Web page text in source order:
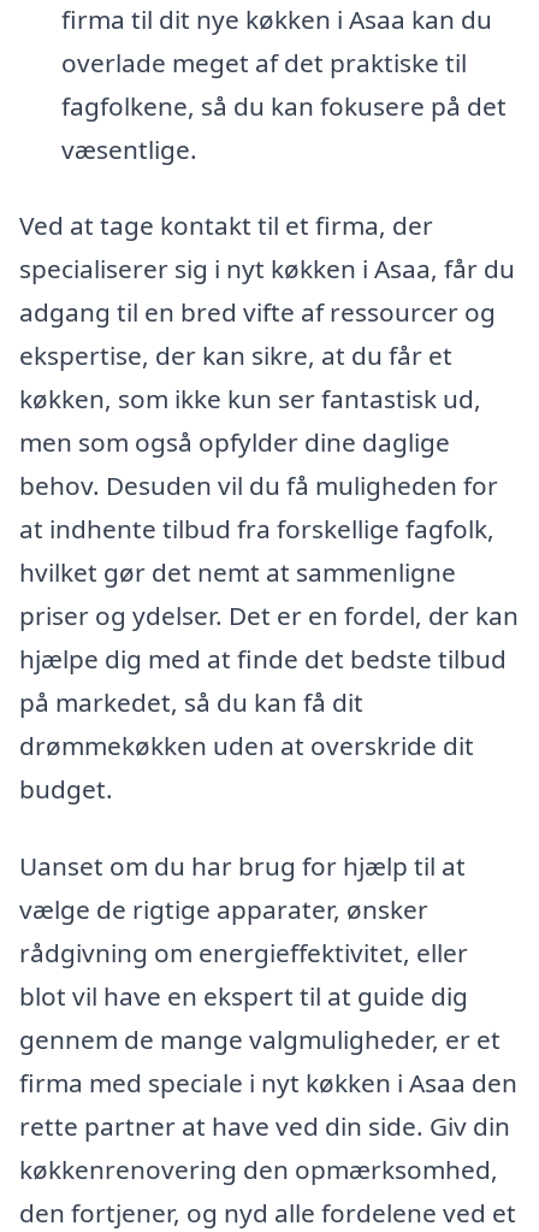
firma til dit nye køkken i Asaa kan du
overlade meget af det praktiske til
fagfolkene, så du kan fokusere på det
væsentlige.
Ved at tage kontakt til et firma, der
specialiserer sig i nyt køkken i Asaa, får du
adgang til en bred vifte af ressourcer og
ekspertise, der kan sikre, at du får et
køkken, som ikke kun ser fantastisk ud,
men som også opfylder dine daglige
behov. Desuden vil du få muligheden for
at indhente tilbud fra forskellige fagfolk,
hvilket gør det nemt at sammenligne
priser og ydelser. Det er en fordel, der kan
hjælpe dig med at finde det bedste tilbud
på markedet, så du kan få dit
drømmekøkken uden at overskride dit
budget.
Uanset om du har brug for hjælp til at
vælge de rigtige apparater, ønsker
rådgivning om energieffektivitet, eller
blot vil have en ekspert til at guide dig
gennem de mange valgmuligheder, er et
firma med speciale i nyt køkken i Asaa den
rette partner at have ved din side. Giv din
køkkenrenovering den opmærksomhed,
den fortjener, og nyd alle fordelene ved et